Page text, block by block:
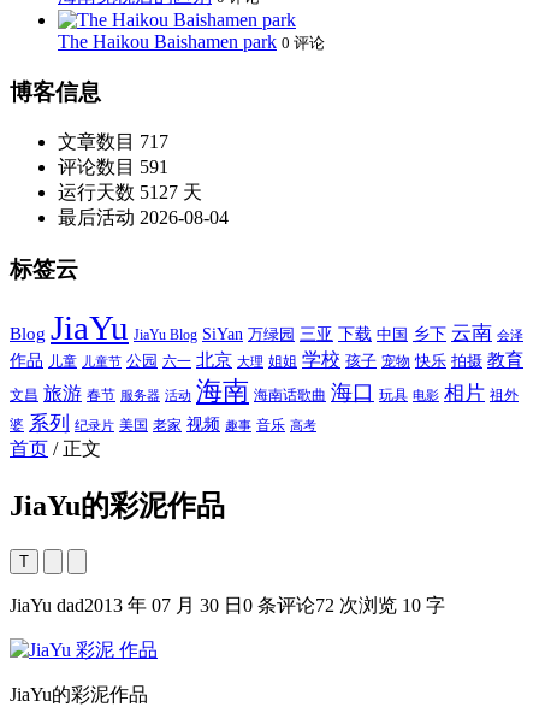
The Haikou Baishamen park 0 评论
博客信息
文章数目 717
评论数目 591
运行天数 5127 天
最后活动 2026-08-04
标签云
Blog JiaYu JiaYu Blog SiYan 万绿园 三亚 下载 中国 乡下 云南 会泽
作品 儿童 儿童节 公园 六一 北京 大理 姐姐 学校 孩子 宠物 快乐 拍摄 教育
文昌 旅游 春节 服务器 活动 海南 海南话歌曲 海口 玩具 电影 相片 祖外
婆 系列 纪录片 美国 老家 视频 趣事 音乐 高考
首页 / 正文
JiaYu的彩泥作品
T
JiaYu dad2013 年 07 月 30 日 0 条评论72 次浏览 10 字
JiaYu的彩泥作品